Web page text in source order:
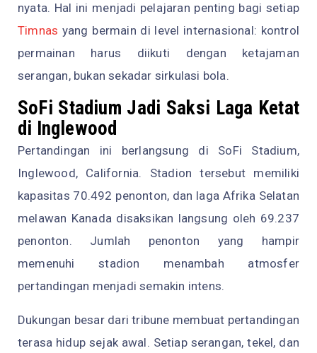
nyata. Hal ini menjadi pelajaran penting bagi setiap
Timnas yang bermain di level internasional: kontrol
permainan harus diikuti dengan ketajaman
serangan, bukan sekadar sirkulasi bola.
SoFi Stadium Jadi Saksi Laga Ketat
di Inglewood
Pertandingan ini berlangsung di SoFi Stadium,
Inglewood, California. Stadion tersebut memiliki
kapasitas 70.492 penonton, dan laga Afrika Selatan
melawan Kanada disaksikan langsung oleh 69.237
penonton. Jumlah penonton yang hampir
memenuhi stadion menambah atmosfer
pertandingan menjadi semakin intens.
Dukungan besar dari tribune membuat pertandingan
terasa hidup sejak awal. Setiap serangan, tekel, dan